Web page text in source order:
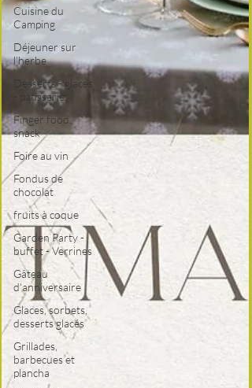
Cuisine du
Camping
Déjeuner sur
l'herbe
Desserts - glaces
- pâtisserie
Finger food,
snack
Foire au vin
Fondus de
chocolat
fruits à coque
Garden Party -
buffet - Verrines
Gâteau
d'anniversaire
Glaces, sorbets,
desserts glacés
Grillades,
barbecues et
plancha